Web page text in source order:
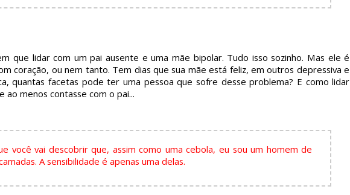
que lidar com um pai ausente e uma mãe bipolar. Tudo isso sozinho. Mas ele é
coração, ou nem tanto. Tem dias que sua mãe está feliz, em outros depressiva e
quantas facetas pode ter uma pessoa que sofre desse problema? E como lidar
ao menos contasse com o pai...
você vai descobrir que, assim como uma cebola, eu sou um homem de
A sensibilidade é apenas uma delas.